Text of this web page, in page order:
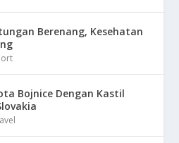
Berenang, Kesehatan
Bojnice Dengan Kastil